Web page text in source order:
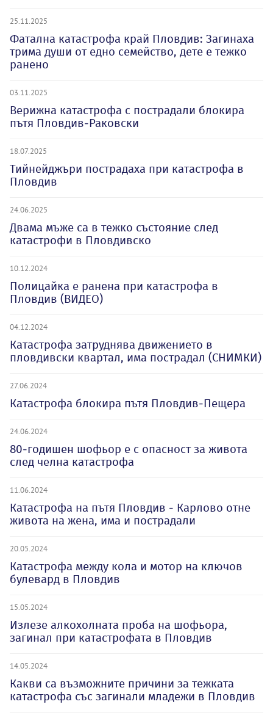
25.11.2025
Фатална катастрофа край Пловдив: Загинаха
трима души от едно семейство, дете е тежко
ранено
03.11.2025
Верижна катастрофа с пострадали блокира
пътя Пловдив-Раковски
18.07.2025
Тийнейджъри пострадаха при катастрофа в
Пловдив
24.06.2025
Двама мъже са в тежко състояние след
катастрофи в Пловдивско
10.12.2024
Полицайка е ранена при катастрофа в
Пловдив (ВИДЕО)
04.12.2024
Катастрофа затруднява движението в
пловдивски квартал, има пострадал (СНИМКИ)
27.06.2024
Катастрофа блокира пътя Пловдив-Пещера
24.06.2024
80-годишен шофьор е с опасност за живота
след челна катастрофа
11.06.2024
Катастрофа на пътя Пловдив - Карлово отне
живота на жена, има и пострадали
20.05.2024
Катастрофа между кола и мотор на ключов
булевард в Пловдив
15.05.2024
Излезе алкохолната проба на шофьора,
загинал при катастрофата в Пловдив
14.05.2024
Какви са възможните причини за тежката
катастрофа със загинали младежи в Пловдив